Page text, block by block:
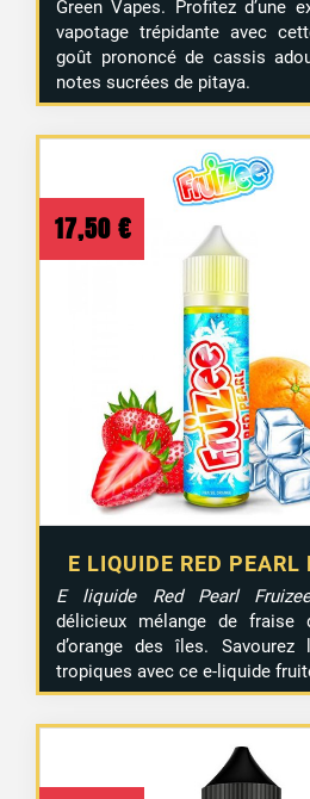
Green Vapes. Profitez d’une
vapotage trépidante avec
goût prononcé de cassis
notes sucrées de pitaya.
E LIQUIDE RED PEARL
17,50 €
E liquide Red Pearl
délicieux mélange de fraise
d’orange des îles.
tropiques avec ce e-liquide